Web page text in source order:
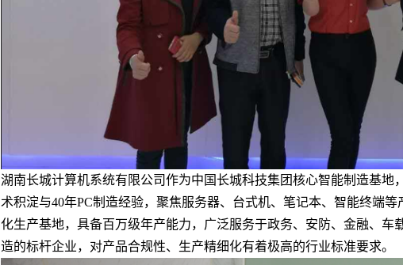
湖南长城计算机系统有限公司作为中国长城科技集团核心智能制造基地
术积淀与40年PC制造经验，聚焦服务器、台式机、笔记本、智能终端
化生产基地，具备百万级年产能力，广泛服务于政务、安防、金融、车
造的标杆企业，对产品合规性、生产精细化有着极高的行业标准要求。